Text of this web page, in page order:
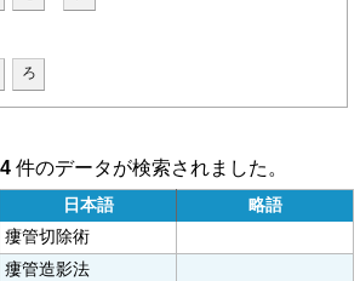
ろ
件のデータが検索されました。
日本語
略語
瘻管切除術
瘻管造影法